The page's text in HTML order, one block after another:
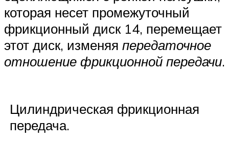
которая несет промежуточный
фрикционный диск 14, перемещает
этот диск, изменяя передаточное
отношение фрикционной передачи.
Цилиндрическая фрикционная
передача.